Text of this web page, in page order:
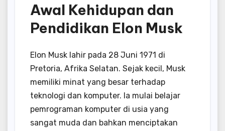
Awal Kehidupan dan
Pendidikan Elon Musk
Elon Musk lahir pada 28 Juni 1971 di
Pretoria, Afrika Selatan. Sejak kecil, Musk
memiliki minat yang besar terhadap
teknologi dan komputer. Ia mulai belajar
pemrograman komputer di usia yang
sangat muda dan bahkan menciptakan